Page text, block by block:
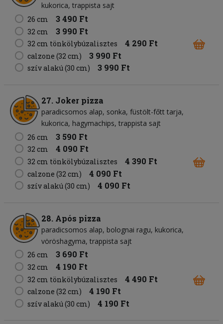
kukorica trappista sajt
26 cm
3 490 Ft
32 cm 3 990 Ft
32 cm tönkölybúzalisztes 4 290 Ft
calzone (32 cm) 3 990 Ft
szív alakú (30 cm) 3 990 Ft
27. Joker pizza
paradicsomos alap sonka füstölt-főtt tarja
kukorica hagymachips trappista sajt
26 cm
3 590 Ft
32 cm 4 090 Ft
32 cm tönkölybúzalisztes 4 390 Ft
calzone (32 cm) 4 090 Ft
szív alakú (30 cm) 4 090 Ft
28. Após pizza
paradicsomos alap bolognai ragu kukorica
vöröshagyma trappista sajt
26 cm
3 690 Ft
32 cm 4 190 Ft
32 cm tönkölybúzalisztes 4 490 Ft
calzone (32 cm) 4 190 Ft
szív alakú (30 cm) 4 190 Ft